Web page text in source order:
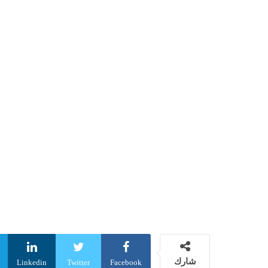
شارك Facebook
Twitter
Linkedin